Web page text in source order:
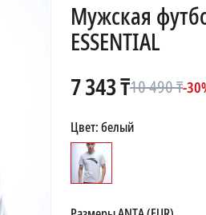
Мужская
ESSENTIAL
7 343₸10 490₸-30
Цвет:белый